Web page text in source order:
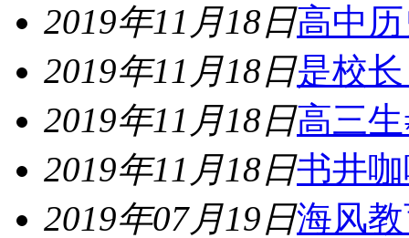
2019年11月18日高中
2019年11月18日是校
2019年11月18日高三
2019年11月18日书井
2019年07月19日海风